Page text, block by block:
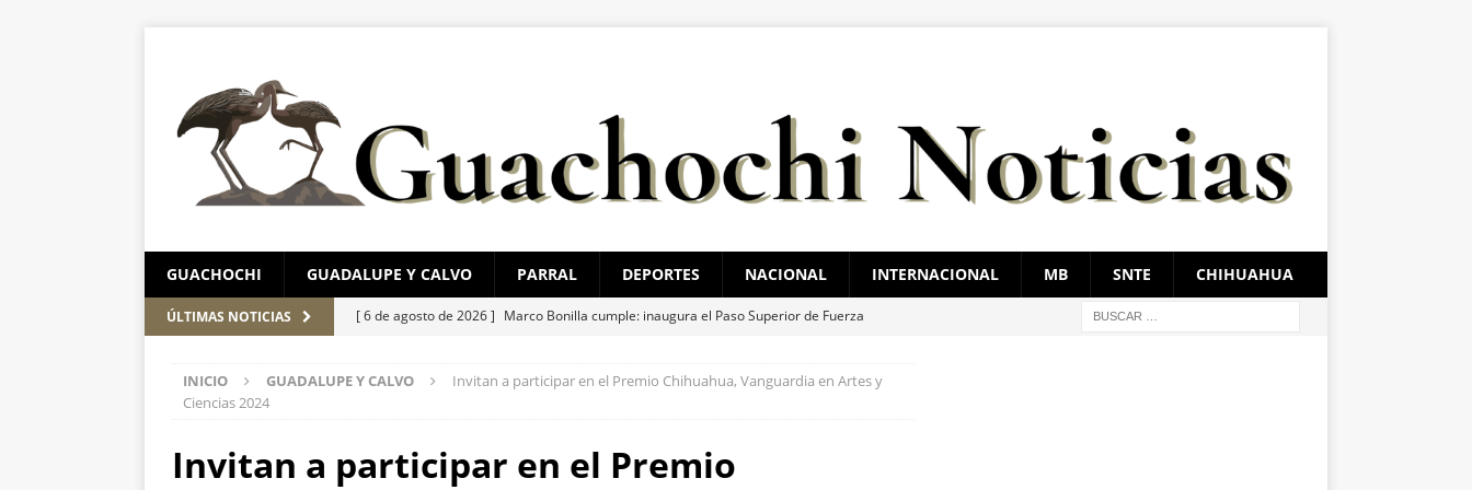
GUACHOCHI GUADALUPE Y CALVO PARRAL DEPORTES NACIONAL INTERNACIONAL MB SNTE CHIHUAHUA
ÚLTIMAS NOTICIAS [ 6 de agosto de 2026 ] Marco Bonilla cumple: inaugura el Paso Superior de Fuerza
[ 5 de agosto de 2026 ] Guadalupe y Calvo opera con 21 policías municipales;
[ 5 de agosto de 2026 ] Encuentran cuerpo encobijado, maniatado y con huellas de
INICIO GUADALUPE Y CALVO
Invitan a participar en el Premio Chihuahua, Vanguardia en Artes y
Ciencias 2024
Invitan a participar en el Premio